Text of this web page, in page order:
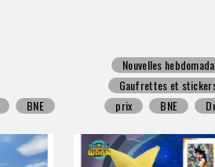
BNE
Nouvelles
Gaufrettes et
prix
BNE